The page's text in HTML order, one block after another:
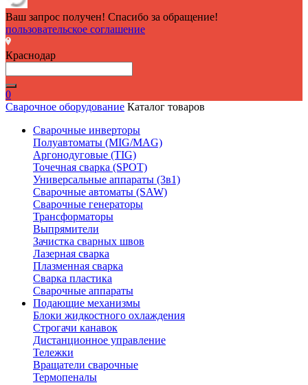
Ваш запрос получен! Спасибо за обращение!
пользовательское соглашение
Краснодар
0
Сварочное оборудование Каталог товаров
Сварочные инверторы
Полуавтоматы (MIG/MAG)
Аргонодуговые (TIG)
Точечная сварка (SPOT)
Универсальные аппараты (3в1)
Сварочные автоматы (SAW)
Сварочные генераторы
Трансформаторы
Выпрямители
Зачистка сварных швов
Лазерная сварка
Плазменная сварка
Сварка пластика
Сварочные аппараты
Подающие механизмы
Блоки жидкостного охлаждения
Строгачи канавок
Дистанционное управление
Тележки
Вращатели сварочные
Термопеналы